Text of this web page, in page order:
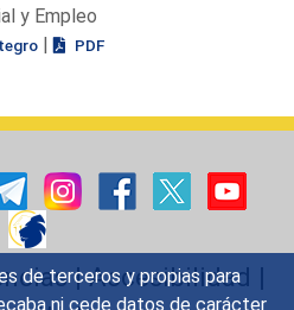
de terceros y propias para
ni cede datos de carácter
y Empleo
| PDF
|Accesibilidad |